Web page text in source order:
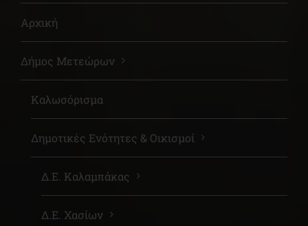
Αρχική
Δήμος Μετεώρων
Καλωσόρισμα
Δημοτικές Ενότητες & Οικισμοί
Δ.Ε. Καλαμπάκας
Δ.Ε. Χασίων